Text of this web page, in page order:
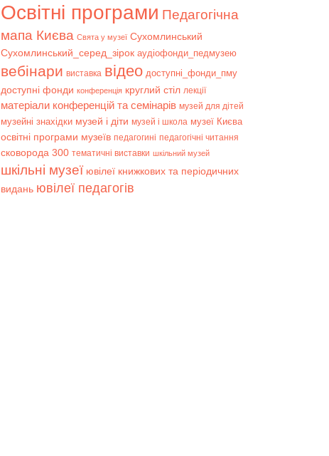
Освітні програми Педагогічна
мапа Києва Свята у музеї Сухомлинський
Сухомлинський_серед_зірок аудіофонди_педмузею
вебінари виставка відео доступні_фонди_пму
доступні фонди конференція круглий стіл лекції
матеріали конференцій та семінарів музей для дітей
музейні знахідки музей і діти музей і школа музеї Києва
освітні програми музеїв педагогині педагогічні читання
сковорода 300 тематичні виставки шкільний музей
шкільні музеї ювілеї книжкових та періодичних
видань ювілеї педагогів